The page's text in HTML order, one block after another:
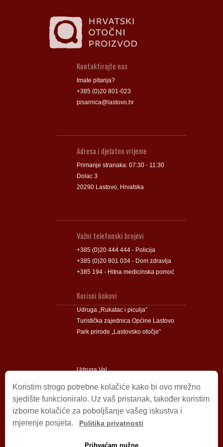
Kontaktirajte nas
Imate pitanja?
+385 (0)20 801-023
pisarnica@lastovo.hr
Adresa i djelatno vrijeme
Primanje stranaka: 07:30 - 11:30
Dolac 3
20290 Lastovo, Hrvatska
Važni telefonski brojevi
+385 (0)20 444 444 - Policija
+385 (0)20 801 034 - Dom zdravlja
+385 194 - Hitna medicinska pomoć
Korisni linkovi
Udruga „Rukatac i piculja”
Turistička zajednica Općine Lastovo
Park prirode „Lastovsko otočje”
Udruga Val
Impressum
© 2009 – 2026 Općina Lastovo.
Koristim strogo potrebne kolačiće kako bi ovo mrežno
sjedište funkcioniralo. Uz vaš pristanak, također koristim
izborne kolačiće za poboljšanje vašeg iskustva i
mjerenje posjeta.
Politika privatnosti
Prihvaćam nužne